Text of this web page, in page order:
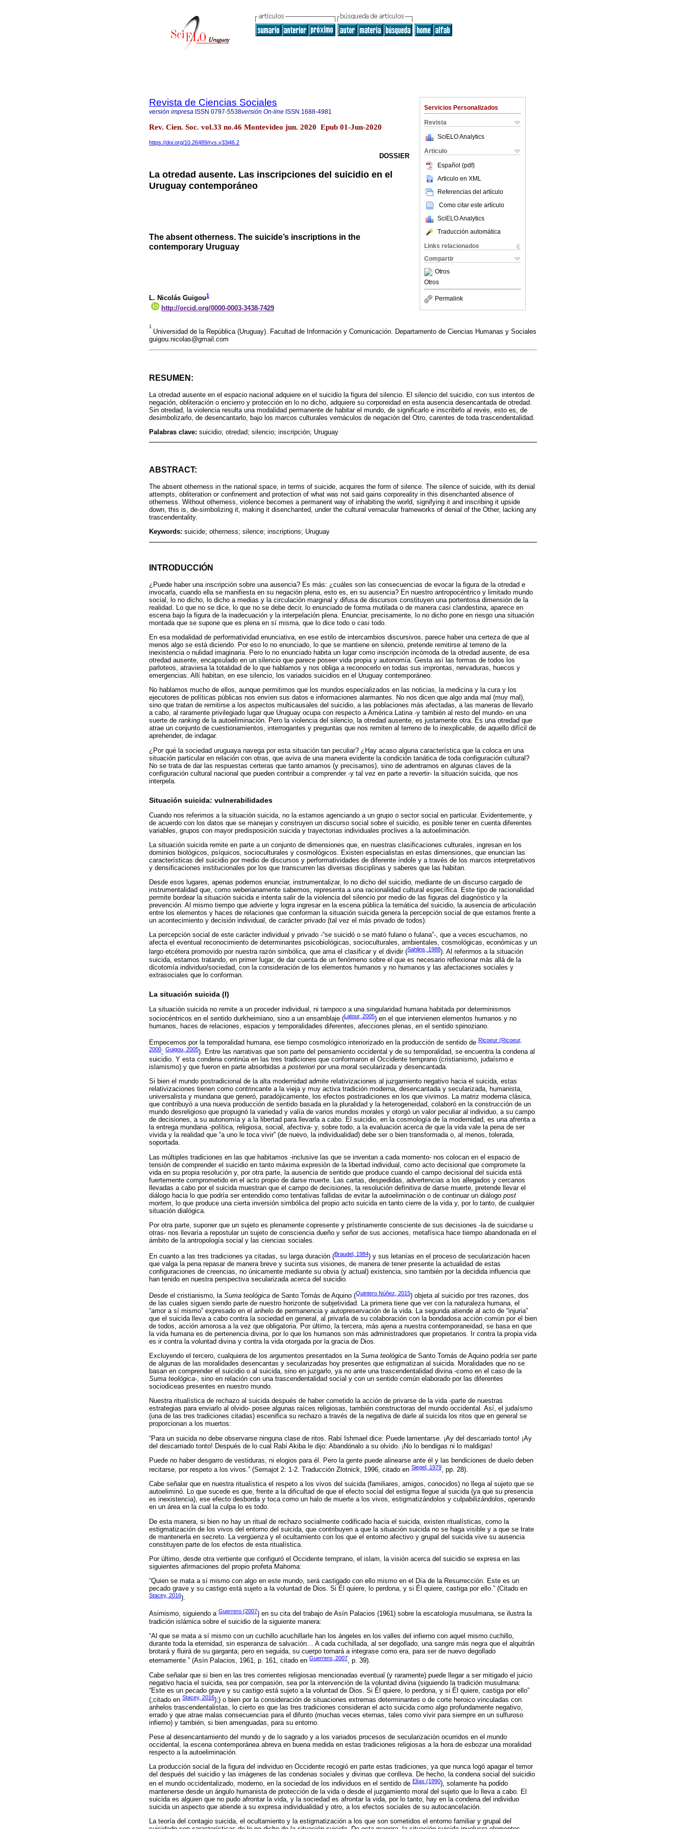
Servicios Personalizados
Revista
SciELO Analytics
Articulo
Español (pdf)
Articulo en XML
Referencias del artículo
Como citar este artículo
SciELO Analytics
Traducción automática
Links relacionados
Compartir
Otros
Otros
Permalink
Revista de Ciencias Sociales
versión impresa ISSN 0797-5538versión On-line ISSN 1688-4981
Rev. Cien. Soc. vol.33 no.46 Montevideo jun. 2020 Epub 01-Jun-2020
https://doi.org/10.26489/rvs.v33i46.2
DOSSIER
La otredad ausente. Las inscripciones del suicidio en el
Uruguay contemporáneo
The absent otherness. The suicide’s inscriptions in the
contemporary Uruguay
L. Nicolás Guigou1
http://orcid.org/0000-0003-3438-7429
1
Universidad de la República (Uruguay). Facultad de Información y Comunicación. Departamento de Ciencias Humanas y Sociales
guigou.nicolas@gmail.com
RESUMEN:
La otredad ausente en el espacio nacional adquiere en el suicidio la figura del silencio. El silencio del suicidio, con sus intentos de
negación, obliteración o encierro y protección en lo no dicho, adquiere su corporeidad en esta ausencia desencantada de otredad.
Sin otredad, la violencia resulta una modalidad permanente de habitar el mundo, de significarlo e inscribirlo al revés, esto es, de
desimbolizarlo, de desencantarlo, bajo los marcos culturales vernáculos de negación del Otro, carentes de toda trascendentalidad.
Palabras clave: suicidio; otredad; silencio; inscripción; Uruguay
ABSTRACT:
The absent otherness in the national space, in terms of suicide, acquires the form of silence. The silence of suicide, with its denial
attempts, obliteration or confinement and protection of what was not said gains corporeality in this disenchanted absence of
otherness. Without otherness, violence becomes a permanent way of inhabiting the world, signifying it and inscribing it upside
down, this is, de-simbolizing it, making it disenchanted, under the cultural vernacular frameworks of denial of the Other, lacking any
trascendentality.
Keywords: suicide; otherness; silence; inscriptions; Uruguay
INTRODUCCIÓN
¿Puede haber una inscripción sobre una ausencia? Es más: ¿cuáles son las consecuencias de evocar la figura de la otredad e
invocarla, cuando ella se manifiesta en su negación plena, esto es, en su ausencia? En nuestro antropocéntrico y limitado mundo
social, lo no dicho, lo dicho a medias y la circulación marginal y difusa de discursos constituyen una portentosa dimensión de la
realidad. Lo que no se dice, lo que no se debe decir, lo enunciado de forma mutilada o de manera casi clandestina, aparece en
escena bajo la figura de la inadecuación y la interpelación plena. Enunciar, precisamente, lo no dicho pone en riesgo una situación
montada que se supone que es plena en sí misma, que lo dice todo o casi todo.
En esa modalidad de performatividad enunciativa, en ese estilo de intercambios discursivos, parece haber una certeza de que al
menos algo se está diciendo. Por eso lo no enunciado, lo que se mantiene en silencio, pretende remitirse al terreno de la
inexistencia o nulidad imaginaria. Pero lo no enunciado habita un lugar como inscripción incómoda de la otredad ausente, de esa
otredad ausente, encapsulado en un silencio que parece poseer vida propia y autonomía. Gesta así las formas de todos los
parloteos, atraviesa la totalidad de lo que hablamos y nos obliga a reconocerlo en todas sus improntas, nervaduras, huecos y
emergencias. Allí habitan, en ese silencio, los variados suicidios en el Uruguay contemporáneo.
No hablamos mucho de ellos, aunque permitimos que los mundos especializados en las noticias, la medicina y la cura y los
ejecutores de políticas públicas nos envíen sus datos e informaciones alarmantes. No nos dicen que algo anda mal (muy mal),
sino que tratan de remitirse a los aspectos multicausales del suicidio, a las poblaciones más afectadas, a las maneras de llevarlo
a cabo, al raramente privilegiado lugar que Uruguay ocupa con respecto a América Latina -y también al resto del mundo- en una
suerte de ranking de la autoeliminación. Pero la violencia del silencio, la otredad ausente, es justamente otra. Es una otredad que
atrae un conjunto de cuestionamientos, interrogantes y preguntas que nos remiten al terreno de lo inexplicable, de aquello difícil de
aprehender, de indagar.
¿Por qué la sociedad uruguaya navega por esta situación tan peculiar? ¿Hay acaso alguna característica que la coloca en una
situación particular en relación con otras, que aviva de una manera evidente la condición tanática de toda configuración cultural?
No se trata de dar las respuestas certeras que tanto amamos (y precisamos), sino de adentrarnos en algunas claves de la
configuración cultural nacional que pueden contribuir a comprender -y tal vez en parte a revertir- la situación suicida, que nos
interpela.
Situación suicida: vulnerabilidades
Cuando nos referimos a la situación suicida, no la estamos agenciando a un grupo o sector social en particular. Evidentemente, y
de acuerdo con los datos que se manejan y construyen un discurso social sobre el suicidio, es posible tener en cuenta diferentes
variables, grupos con mayor predisposición suicida y trayectorias individuales proclives a la autoeliminación.
La situación suicida remite en parte a un conjunto de dimensiones que, en nuestras clasificaciones culturales, ingresan en los
dominios biológicos, psíquicos, socioculturales y cosmológicos. Existen especialistas en estas dimensiones, que enuncian las
características del suicidio por medio de discursos y performatividades de diferente índole y a través de los marcos interpretativos
y densificaciones institucionales por los que transcurren las diversas disciplinas y saberes que las habitan.
Desde esos lugares, apenas podemos enunciar, instrumentalizar, lo no dicho del suicidio, mediante de un discurso cargado de
instrumentalidad que, como weberianamente sabemos, representa a una racionalidad cultural específica. Este tipo de racionalidad
permite bordear la situación suicida e intenta salir de la violencia del silencio por medio de las figuras del diagnóstico y la
prevención. Al mismo tiempo que advierte y logra ingresar en la escena pública la temática del suicidio, la ausencia de articulación
entre los elementos y haces de relaciones que conforman la situación suicida genera la percepción social de que estamos frente a
un acontecimiento y decisión individual, de carácter privado (tal vez el más privado de todos).
La percepción social de este carácter individual y privado -“se suicidó o se mató fulano o fulana”-, que a veces escuchamos, no
afecta el eventual reconocimiento de determinantes psicobiológicas, socioculturales, ambientales, cosmológicas, económicas y un
largo etcétera promovido por nuestra razón simbólica, que ama el clasificar y el dividir (Sahlins, 1988). Al referirnos a la situación
suicida, estamos tratando, en primer lugar, de dar cuenta de un fenómeno sobre el que es necesario reflexionar más allá de la
dicotomía individuo/sociedad, con la consideración de los elementos humanos y no humanos y las afectaciones sociales y
extrasociales que lo conforman.
La situación suicida (I)
La situación suicida no remite a un proceder individual, ni tampoco a una singularidad humana habitada por determinismos
sociocéntricos en el sentido durkheimiano, sino a un ensamblaje (Latour, 2005) en el que intervienen elementos humanos y no
humanos, haces de relaciones, espacios y temporalidades diferentes, afecciones plenas, en el sentido spinoziano.
Empecemos por la temporalidad humana, ese tiempo cosmológico interiorizado en la producción de sentido de Ricoeur (Ricoeur,
2000; Guigou, 2005). Entre las narrativas que son parte del pensamiento occidental y de su temporalidad, se encuentra la condena al
suicidio. Y esta condena continúa en las tres tradiciones que conformaron el Occidente temprano (cristianismo, judaísmo e
islamismo) y que fueron en parte absorbidas a posteriori por una moral secularizada y desencantada.
Si bien el mundo postradicional de la alta modernidad admite relativizaciones al juzgamiento negativo hacia el suicida, estas
relativizaciones tienen como contrincante a la vieja y muy activa tradición moderna, desencantada y secularizada, humanista,
universalista y mundana que generó, paradójicamente, los efectos postradiciones en los que vivimos. La matriz moderna clásica,
que contribuyó a una nueva producción de sentido basada en la pluralidad y la heterogeneidad, colaboró en la construcción de un
mundo desreligioso que propugnó la variedad y valía de varios mundos morales y otorgó un valor peculiar al individuo, a su campo
de decisiones, a su autonomía y a la libertad para llevarla a cabo. El suicidio, en la cosmología de la modernidad, es una afrenta a
la entrega mundana -política, religiosa, social, afectiva- y, sobre todo, a la evaluación acerca de que la vida vale la pena de ser
vivida y la realidad que “a uno le toca vivir” (de nuevo, la individualidad) debe ser o bien transformada o, al menos, tolerada,
soportada.
Las múltiples tradiciones en las que habitamos -inclusive las que se inventan a cada momento- nos colocan en el espacio de
tensión de comprender el suicidio en tanto máxima expresión de la libertad individual, como acto decisional que compromete la
vida en su propia resolución y, por otra parte, la ausencia de sentido que produce cuando el campo decisional del suicida está
fuertemente comprometido en el acto propio de darse muerte. Las cartas, despedidas, advertencias a los allegados y cercanos
llevadas a cabo por el suicida muestran que el campo de decisiones, la resolución definitiva de darse muerte, pretende llevar el
diálogo hacia lo que podría ser entendido como tentativas fallidas de evitar la autoeliminación o de continuar un diálogo post
mortem , lo que produce una cierta inversión simbólica del propio acto suicida en tanto cierre de la vida y, por lo tanto, de cualquier
situación dialógica.
Por otra parte, suponer que un sujeto es plenamente copresente y prístinamente consciente de sus decisiones -la de suicidarse u
otras- nos llevaría a repostular un sujeto de consciencia dueño y señor de sus acciones, metafísica hace tiempo abandonada en el
ámbito de la antropología social y las ciencias sociales.
En cuanto a las tres tradiciones ya citadas, su larga duración (Braudel, 1984) y sus letanías en el proceso de secularización hacen
que valga la pena repasar de manera breve y sucinta sus visiones, de manera de tener presente la actualidad de estas
configuraciones de creencias, no únicamente mediante su obvia (y actual) existencia, sino también por la decidida influencia que
han tenido en nuestra perspectiva secularizada acerca del suicidio.
Desde el cristianismo, la Suma teológica de Santo Tomás de Aquino (Quintero Núñez, 2015) objeta al suicidio por tres razones, dos
de las cuales siguen siendo parte de nuestro horizonte de subjetividad. La primera tiene que ver con la naturaleza humana, el
“amor a sí mismo” expresado en el anhelo de permanencia y autopreservación de la vida. La segunda atiende al acto de “injuria”
que el suicida lleva a cabo contra la sociedad en general, al privarla de su colaboración con la bondadosa acción común por el bien
de todos, acción amorosa a la vez que obligatoria. Por último, la tercera, más ajena a nuestra contemporaneidad, se basa en que
la vida humana es de pertenencia divina, por lo que los humanos son más administradores que propietarios. Ir contra la propia vida
es ir contra la voluntad divina y contra la vida otorgada por la gracia de Dios.
Excluyendo el tercero, cualquiera de los argumentos presentados en la Suma teológica de Santo Tomás de Aquino podría ser parte
de algunas de las moralidades desencantas y secularizadas hoy presentes que estigmatizan al suicida. Moralidades que no se
basan en comprender el suicidio o al suicida, sino en juzgarlo, ya no ante una trascendentalidad divina -como en el caso de la
Suma teológica-, sino en relación con una trascendentalidad social y con un sentido común elaborado por las diferentes
sociodiceas presentes en nuestro mundo.
Nuestra ritualística de rechazo al suicida después de haber cometido la acción de privarse de la vida -parte de nuestras
estrategias para enviarlo al olvido- posee algunas raíces religiosas, también constructoras del mundo occidental. Así, el judaísmo
(una de las tres tradiciones citadas) escenifica su rechazo a través de la negativa de darle al suicida los ritos que en general se
proporcionan a los muertos:
“Para un suicida no debe observarse ninguna clase de ritos. Rabí Ishmael dice: Puede lamentarse. ¡Ay del descarriado tonto! ¡Ay
del descarriado tonto! Después de lo cual Rabí Akiba le dijo: Abandónalo a su olvido. ¡No lo bendigas ni lo maldigas!
Puede no haber desgarro de vestiduras, ni elogios para él. Pero la gente puede alinearse ante él y las bendiciones de duelo deben
recitarse, por respeto a los vivos.” (Semajot 2: 1-2. Traducción Zlotnick, 1996, citado en Siegel, 1979, pp. 28).
Cabe señalar que en nuestra ritualística el respeto a los vivos del suicida (familiares, amigos, conocidos) no llega al sujeto que se
autoeliminó. Lo que sucede es que, frente a la dificultad de que el efecto social del estigma llegue al suicida (ya que su presencia
es inexistencia), ese efecto desborda y toca como un halo de muerte a los vivos, estigmatizándolos y culpabilizándolos, operando
en un área en la cual la culpa lo es todo.
De esta manera, si bien no hay un ritual de rechazo socialmente codificado hacia el suicida, existen ritualísticas, como la
estigmatización de los vivos del entorno del suicida, que contribuyen a que la situación suicida no se haga visible y a que se trate
de mantenerla en secreto. La vergüenza y el ocultamiento con los que el entorno afectivo y grupal del suicida vive su ausencia
constituyen parte de los efectos de esta ritualística.
Por último, desde otra vertiente que configuró el Occidente temprano, el islam, la visión acerca del suicidio se expresa en las
siguientes afirmaciones del propio profeta Mahoma:
“Quien se mata a sí mismo con algo en este mundo, será castigado con ello mismo en el Día de la Resurrección. Este es un
pecado grave y su castigo está sujeto a la voluntad de Dios. Si Él quiere, lo perdona, y si Él quiere, castiga por ello.” (Citado en
Stacey, 2016).
Asimismo, siguiendo a Guerrero (2007) en su cita del trabajo de Asín Palacios (1961) sobre la escatología musulmana, se ilustra la
tradición islámica sobre el suicidio de la siguiente manera:
“Al que se mata a sí mismo con un cuchillo acuchillarle han los ángeles en los valles del infierno con aquel mismo cuchillo,
durante toda la eternidad, sin esperanza de salvación… A cada cuchillada, al ser degollado, una sangre más negra que el alquitrán
brotará y fluirá de su garganta; pero en seguida, su cuerpo tornará a integrase como era, para ser de nuevo degollado
eternamente.” (Asín Palacios, 1961, p. 161, citado en Guerrero, 2007, p. 39).
Cabe señalar que si bien en las tres corrientes religiosas mencionadas eventual (y raramente) puede llegar a ser mitigado el juicio
negativo hacia el suicida, sea por compasión, sea por la intervención de la voluntad divina (siguiendo la tradición musulmana:
“Este es un pecado grave y su castigo está sujeto a la voluntad de Dios. Si Él quiere, lo perdona, y si Él quiere, castiga por ello”
(;citado en Stacey, 2016);) o bien por la consideración de situaciones extremas determinantes o de corte heroico vinculadas con
anhelos trascendentalistas, lo cierto es que las tres tradiciones consideran el acto suicida como algo profundamente negativo,
errado y que atrae malas consecuencias para el difunto (muchas veces eternas, tales como vivir para siempre en un sulfuroso
infierno) y también, si bien amenguadas, para su entorno.
Pese al desencantamiento del mundo y de lo sagrado y a los variados procesos de secularización ocurridos en el mundo
occidental, la escena contemporánea abreva en buena medida en estas tradiciones religiosas a la hora de esbozar una moralidad
respecto a la autoeliminación.
La producción social de la figura del individuo en Occidente recogió en parte estas tradiciones, ya que nunca logó apagar el temor
del después del suicidio y las imágenes de las condenas sociales y divinas que conlleva. De hecho, la condena social del suicidio
en el mundo occidentalizado, moderno, en la sociedad de los individuos en el sentido de Elías (1990), solamente ha podido
mantenerse desde un ángulo humanista de protección de la vida o desde el juzgamiento moral del sujeto que lo lleva a cabo. El
suicida es alguien que no pudo afrontar la vida, y la sociedad es afrontar la vida, por lo tanto, hay en la condena del individuo
suicida un aspecto que atiende a su expresa individualidad y otro, a los efectos sociales de su autocancelación.
La teoría del contagio suicida, el ocultamiento y la estigmatización a los que son sometidos el entorno familiar y grupal del